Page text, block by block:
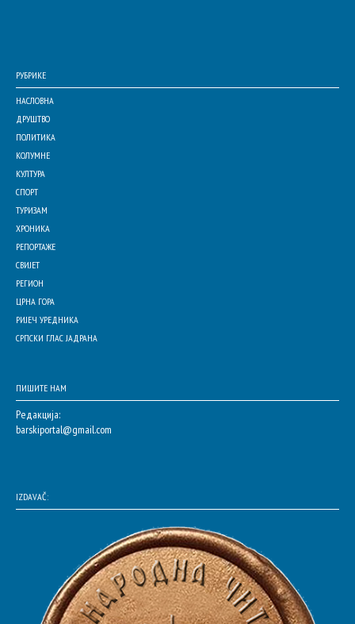
РУБРИКЕ
НАСЛОВНА
ДРУШТВО
ПОЛИТИКА
КОЛУМНЕ
КУЛТУРА
СПОРТ
ТУРИЗАМ
ХРОНИКА
РЕПОРТАЖЕ
СВИЈЕТ
РЕГИОН
ЦРНА ГОРА
РИЈЕЧ УРЕДНИКА
СРПСКИ ГЛАС ЈАДРАНА
ПИШИТЕ НАМ
Редакција:
barskiportal@gmail.com
IZDAVAČ: